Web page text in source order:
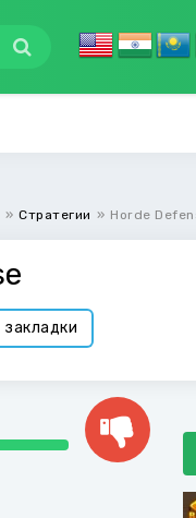
» Стратегии » Horde
закладки